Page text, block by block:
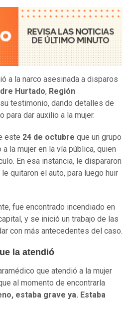
a la narco asesinada a disparos
Hurtado, Región
testimonio, dando detalles de
para dar auxilio a la mujer.
este 24 de octubre que un grupo
la mujer en la vía pública, quien
En esa instancia, le dispararon
quitaron el auto, para luego huir
fue encontrado incendiado en
y se inició un trabajo de las
con más antecedentes del caso.
la atendió
que atendió a la mujer
al momento de encontrarla
estaba grave ya. Estaba